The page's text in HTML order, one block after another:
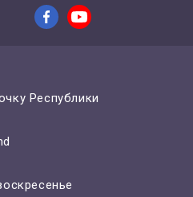
Республики